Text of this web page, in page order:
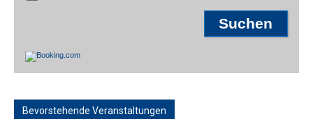
Bevorstehende Veranstaltungen